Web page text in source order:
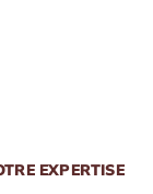
EXPERTISE